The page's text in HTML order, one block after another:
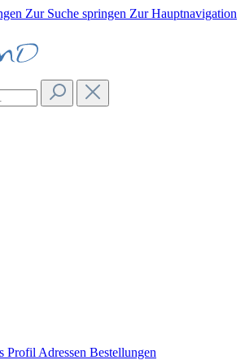
Zur Suche springen Zur Hauptnavigation
Profil Adressen Bestellungen